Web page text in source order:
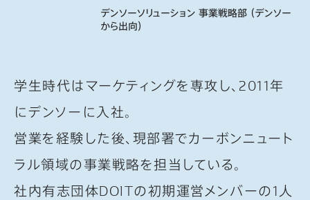
デンソーソリューション 事業戦略部 （デンソー
から出向）
学生時代はマーケティングを専攻し、2011年
にデンソーに入社。
営業を経験した後、現部署でカーボンニュート
ラル領域の事業戦略を担当している。
社内有志団体DOITの初期運営メンバーの1人